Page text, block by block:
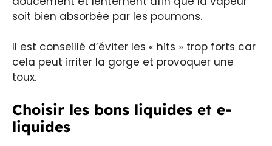
soit bien absorbée par les poumons.
Il est conseillé d’éviter les « hits » trop forts car
cela peut irriter la gorge et provoquer une
toux.
Choisir les bons liquides et e-
liquides